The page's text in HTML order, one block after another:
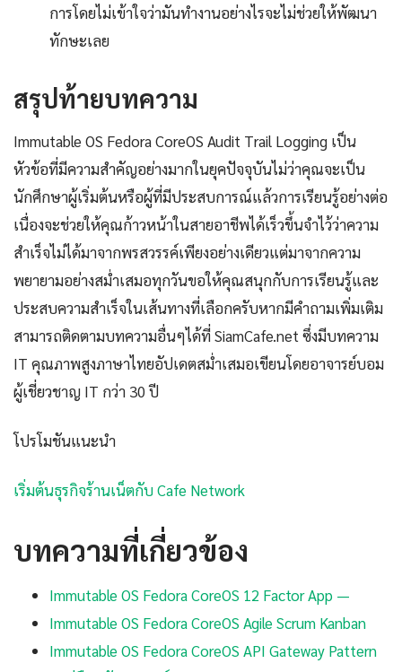
การโดยไม่เข้าใจว่ามันทำงานอย่างไรจะไม่ช่วยให้พัฒนา
ทักษะเลย
สรุปท้ายบทความ
Immutable OS Fedora CoreOS Audit Trail Logging เป็น
หัวข้อที่มีความสำคัญอย่างมากในยุคปัจจุบันไม่ว่าคุณจะเป็น
นักศึกษาผู้เริ่มต้นหรือผู้ที่มีประสบการณ์แล้วการเรียนรู้อย่างต่อ
เนื่องจะช่วยให้คุณก้าวหน้าในสายอาชีพได้เร็วขึ้นจำไว้ว่าความ
สำเร็จไม่ได้มาจากพรสวรรค์เพียงอย่างเดียวแต่มาจากความ
พยายามอย่างสม่ำเสมอทุกวันขอให้คุณสนุกกับการเรียนรู้และ
ประสบความสำเร็จในเส้นทางที่เลือกครับหากมีคำถามเพิ่มเติม
สามารถติดตามบทความอื่นๆได้ที่ SiamCafe.net ซึ่งมีบทความ
IT คุณภาพสูงภาษาไทยอัปเดตสม่ำเสมอเขียนโดยอาจารย์บอม
ผู้เชี่ยวชาญ IT กว่า 30 ปี
โปรโมชันแนะนำ
เริ่มต้นธุรกิจร้านเน็ตกับ Cafe Network
บทความที่เกี่ยวข้อง
Immutable OS Fedora CoreOS 12 Factor App —
Immutable OS Fedora CoreOS Agile Scrum Kanban
Immutable OS Fedora CoreOS API Gateway Pattern